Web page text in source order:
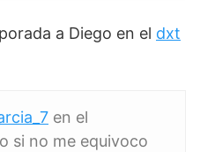
a Diego en el dxt
en el
si no me equivoco